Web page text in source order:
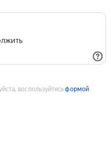
воспользуйтесьформой